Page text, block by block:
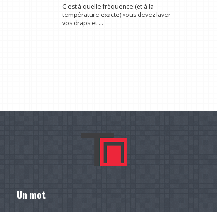
C'est à quelle fréquence (et à la
température exacte) vous devez laver
vos draps et ...
Un mot